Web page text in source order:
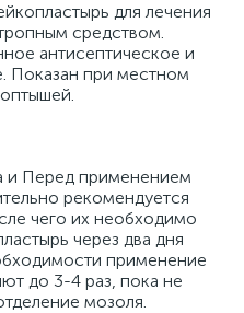
для лечения
средством.
антисептическое и
Показан при местном
и Перед применением
рекомендуется
чего их необходимо
через два дня
применение
до 3-4 раз, пока не
мозоля.